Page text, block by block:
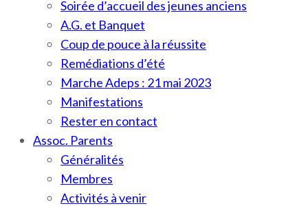
Soirée d’accueil des jeunes anciens
A.G. et Banquet
Coup de pouce à la réussite
Remédiations d’été
Marche Adeps : 21 mai 2023
Manifestations
Rester en contact
Assoc. Parents
Généralités
Membres
Activités à venir